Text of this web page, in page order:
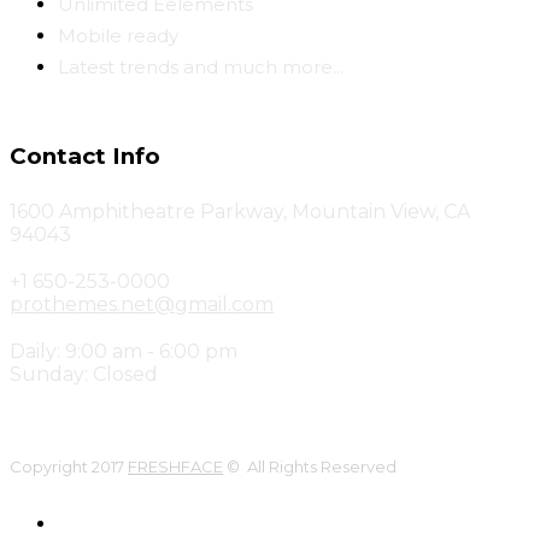
Unlimited Eelements
Mobile ready
Latest trends and much more...
Contact Info
1600 Amphitheatre Parkway, Mountain View, CA
94043
+1 650-253-0000
prothemes.net@gmail.com
Daily: 9:00 am - 6:00 pm
Sunday: Closed
Copyright 2017 FRESHFACE © All Rights Reserved